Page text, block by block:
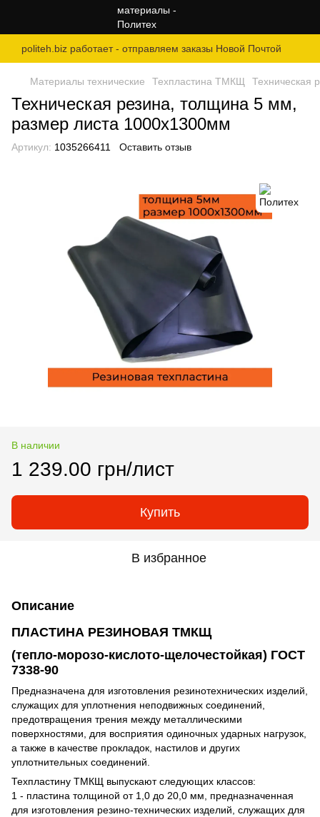
politeh.biz работает - отправляем заказы Новой Почтой
Материалы технические Техпластина ТМКЩ Техническая
Техническая резина, толщина 5 мм,
размер листа 1000х1300мм
Артикул: 1035266411 Оставить отзыв
В наличии
1 239.00 грн/лист
Купить
В избранное
Описание
ПЛАСТИНА РЕЗИНОВАЯ ТМКЩ
(тепло-морозо-кислото-щелочестойкая) ГОСТ
7338-90
Предназначена для изготовления резинотехнических изделий,
служащих для уплотнения неподвижных соединений,
предотвращения трения между металлическими
поверхностями, для восприятия одиночных ударных нагрузок,
а также в качестве прокладок, настилов и других
уплотнительных соединений.
Техпластину ТМКЩ выпускают следующих классов:
1 - пластина толщиной от 1,0 до 20,0 мм, предназначенная
для изготовления резино-технических изделий, служащих для